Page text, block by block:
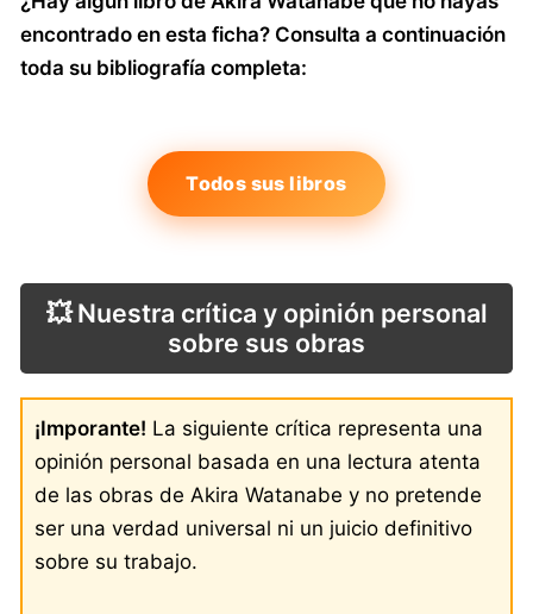
encontrado en esta ficha? Consulta a continuación
toda su bibliografía completa:
Todos sus libros
💥 Nuestra crítica y opinión personal
sobre sus obras
¡Imporante! La siguiente crítica representa una
opinión personal basada en una lectura atenta
de las obras de Akira Watanabe y no pretende
ser una verdad universal ni un juicio definitivo
sobre su trabajo.